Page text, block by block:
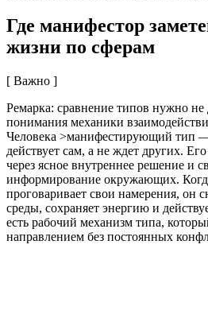
Где манифестор
жизни по сферам
[ Важно ]
Ремарка: сравнение типов нужно не
понимания механики
Человека >манифестирующий тип
действует сам, а не ждет других.
через ясное внутреннее решение и
информирование окружающих.
проговаривает свои намерения, он
среды, сохраняет энергию и
есть рабочий механизм типа,
направлением без постоянных